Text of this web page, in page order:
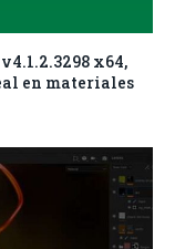
x64,
en materiales